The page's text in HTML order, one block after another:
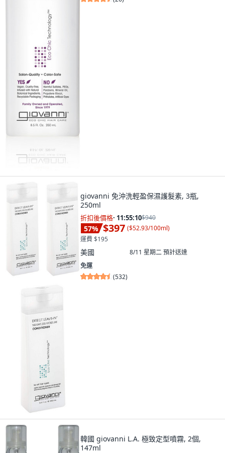
giovanni 免沖洗輕盈保濕護髮素, 3瓶,
250ml
折扣後價格· 11:55:08$940
57% $397 ($52.93/100ml)
運費 $195
美國 8/11 星期二預計送達
免運
(532)
韓國 giovanni L.A. 極致定型噴霧, 2個,
147ml